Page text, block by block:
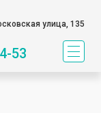
улица, 135
53